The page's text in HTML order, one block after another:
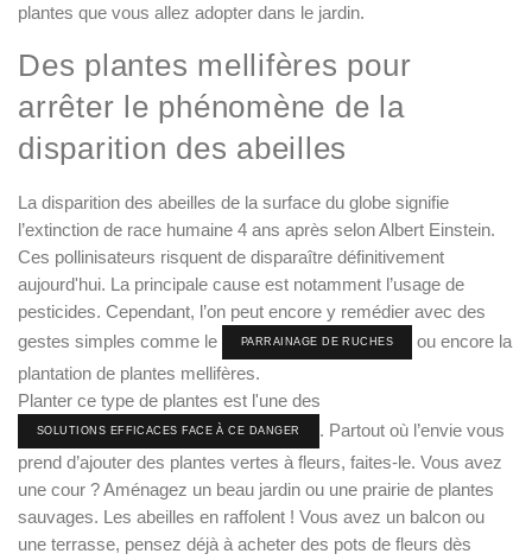
plantes que vous allez adopter dans le jardin.
Des plantes mellifères pour
arrêter le phénomène de la
disparition des abeilles
La disparition des abeilles de la surface du globe signifie
l’extinction de race humaine 4 ans après selon Albert Einstein.
Ces pollinisateurs risquent de disparaître définitivement
aujourd'hui. La principale cause est notamment l’usage de
pesticides. Cependant, l’on peut encore y remédier avec des
gestes simples comme le
PARRAINAGE DE RUCHES
ou encore la
plantation de plantes mellifères.
Planter ce type de plantes est l'une des
SOLUTIONS EFFICACES FACE À CE DANGER
. Partout où l’envie vous
prend d’ajouter des plantes vertes à fleurs, faites-le. Vous avez
une cour ? Aménagez un beau jardin ou une prairie de plantes
sauvages. Les abeilles en raffolent ! Vous avez un balcon ou
une terrasse, pensez déjà à acheter des pots de fleurs dès